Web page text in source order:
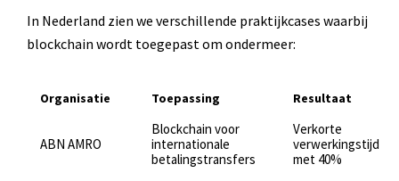
In Nederland zien we verschillende praktijkcases waarbij
blockchain wordt toegepast om ondermeer:
Organisatie Toepassing Resultaat
ABN AMRO
Blockchain voor
internationale
betalingstransfers
Verkorte
verwerkingstijd
met 40%